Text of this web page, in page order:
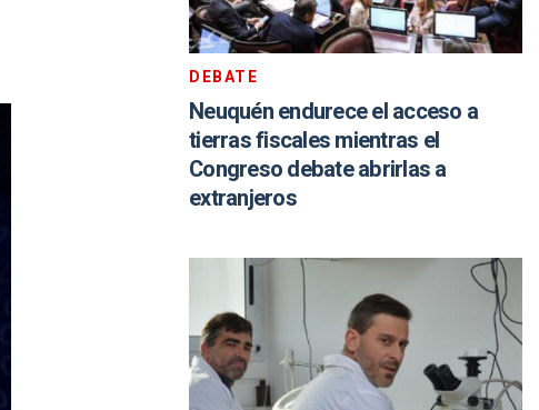
DEBATE
Neuquén endurece el acceso a
tierras fiscales mientras el
Congreso debate abrirlas a
extranjeros